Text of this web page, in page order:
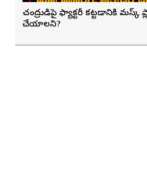
చంద్రుడిపై ఫ్యాక్టరీ కట్టడానికి మస్క్
చేయాలని?